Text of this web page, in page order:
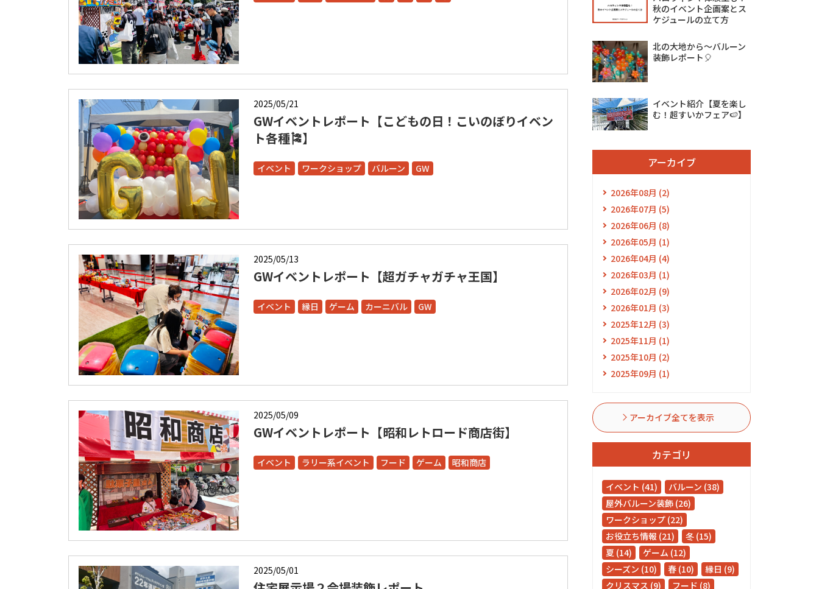
2025/05/21
GWイベントレポート【こどもの日！こいのぼりイベン
ト各種🎏】
イベント ワークショップ バルーン GW
2025/05/13
GWイベントレポート【超ガチャガチャ王国】
イベント 縁日 ゲーム カーニバル GW
2025/05/09
GWイベントレポート【昭和レトロード商店街】
イベント ラリー系イベント フード ゲーム 昭和商店
2025/05/01
秋のイベント企画案とス
ケジュールの立て方
北の大地から～バルーン
装飾レポート🎈
イベント紹介【夏を楽し
む！超すいかフェア🍉】
アーカイブ
2026年08月 (2)
2026年07月 (5)
2026年06月 (8)
2026年05月 (1)
2026年04月 (4)
2026年03月 (1)
2026年02月 (9)
2026年01月 (3)
2025年12月 (3)
2025年11月 (1)
2025年10月 (2)
2025年09月 (1)
アーカイブ全てを表示
カテゴリ
イベント (41)
バルーン (38)
屋外バルーン装飾 (26)
ワークショップ (22)
お役立ち情報 (21)
冬 (15)
夏 (14)
ゲーム (12)
シーズン (10)
春 (10)
縁日 (9)
クリスマス (9)
フード (8)